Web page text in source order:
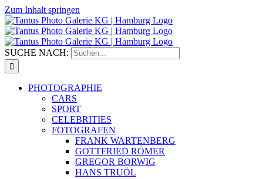
Zum Inhalt springen
SUCHE NACH:
PHOTOGRAPHIE
CARS
SPORT
CELEBRITIES
FOTOGRAFEN
FRANK WARTENBERG
GOTTFRIED RÖMER
GREGOR BORWIG
HANS TRUÖL